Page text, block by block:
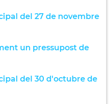
del 27 de novembre
un pressupost de
del 30 d'octubre de